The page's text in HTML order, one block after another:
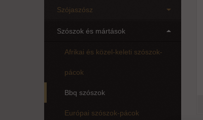
Szójaszósz
Szószok és mártások
Afrikai és közel-keleti szószok-
pácok
Bbq szószok
Európai szószok-pácok